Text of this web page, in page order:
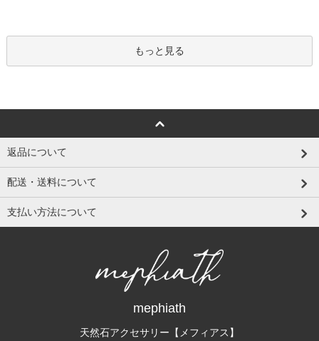
もっと見る
返品について
配送・送料について
支払い方法について
mephiath
天然石アクセサリー【メフィアス】